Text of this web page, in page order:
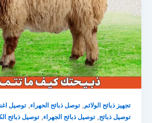
تجهيز ذبائح الولائم,توصل ذبائح الحهراء,توصيل
توصيل ذبائح,توصيل ذبائح الجهراء,توصيل ذبائح